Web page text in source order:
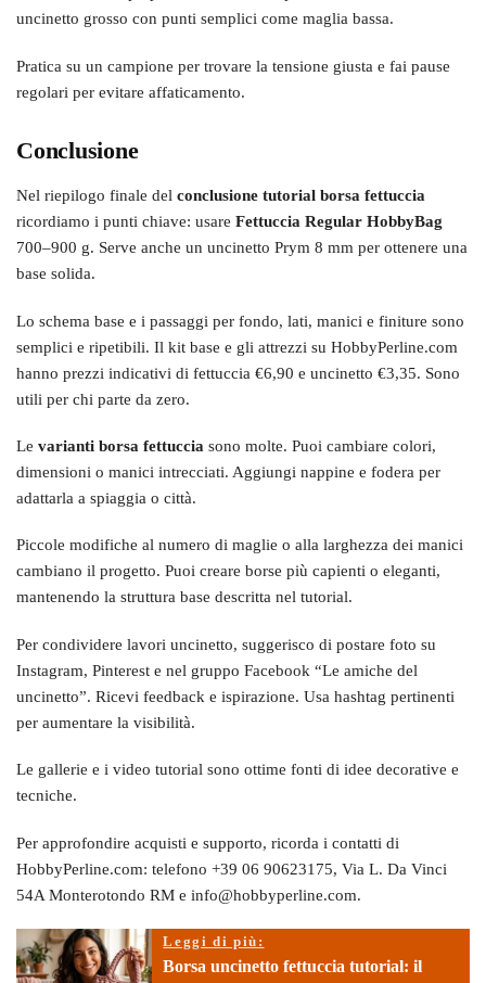
uncinetto grosso con punti semplici come maglia bassa.
Pratica su un campione per trovare la tensione giusta e fai pause
regolari per evitare affaticamento.
Conclusione
Nel riepilogo finale del conclusione tutorial borsa fettuccia
ricordiamo i punti chiave: usare Fettuccia Regular HobbyBag
700–900 g. Serve anche un uncinetto Prym 8 mm per ottenere una
base solida.
Lo schema base e i passaggi per fondo, lati, manici e finiture sono
semplici e ripetibili. Il kit base e gli attrezzi su HobbyPerline.com
hanno prezzi indicativi di fettuccia €6,90 e uncinetto €3,35. Sono
utili per chi parte da zero.
Le varianti borsa fettuccia sono molte. Puoi cambiare colori,
dimensioni o manici intrecciati. Aggiungi nappine e fodera per
adattarla a spiaggia o città.
Piccole modifiche al numero di maglie o alla larghezza dei manici
cambiano il progetto. Puoi creare borse più capienti o eleganti,
mantenendo la struttura base descritta nel tutorial.
Per condividere lavori uncinetto, suggerisco di postare foto su
Instagram, Pinterest e nel gruppo Facebook “Le amiche del
uncinetto”. Ricevi feedback e ispirazione. Usa hashtag pertinenti
per aumentare la visibilità.
Le gallerie e i video tutorial sono ottime fonti di idee decorative e
tecniche.
Per approfondire acquisti e supporto, ricorda i contatti di
HobbyPerline.com: telefono +39 06 90623175, Via L. Da Vinci
54A Monterotondo RM e info@hobbyperline.com.
Leggi di più:
Borsa uncinetto fettuccia tutorial: il